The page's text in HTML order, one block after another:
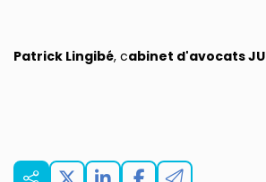
Patrick Lingibé, cabinet d'avocats